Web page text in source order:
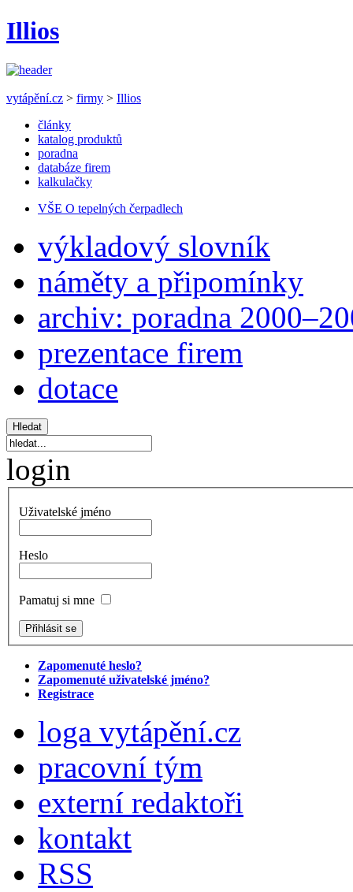
Illios
vytápění.cz > firmy > Illios
články
katalog produktů
poradna
databáze firem
kalkulačky
VŠE O tepelných čerpadlech
výkladový slovník
náměty a připomínky
archiv: poradna
prezentace firem
dotace
login
Uživatelské jméno
Heslo
Pamatuj si mne
Zapomenuté heslo?
Zapomenuté uživatelské jméno?
Registrace
loga vytápění.cz
pracovní tým
externí redaktoři
kontakt
RSS